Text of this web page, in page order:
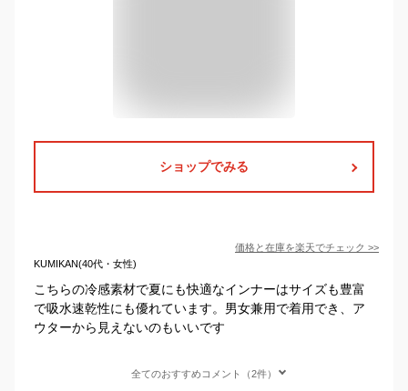
ショップでみる
価格と在庫を楽天でチェック >>
KUMIKAN(40代・女性)
こちらの冷感素材で夏にも快適なインナーはサイズも豊富
で吸水速乾性にも優れています。男女兼用で着用でき、ア
ウターから見えないのもいいです
全てのおすすめコメント（2件）